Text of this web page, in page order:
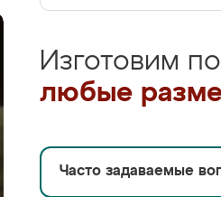
Изготовим
любые
Часто задаваемые